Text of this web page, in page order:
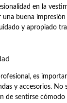
en la
una buena
y apropiado
es
y accesorios. No
de sentirse cómodo